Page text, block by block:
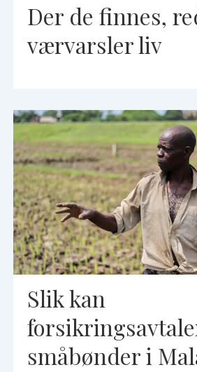
Der de finnes,
værvarsler liv
Slik kan
småbønder i